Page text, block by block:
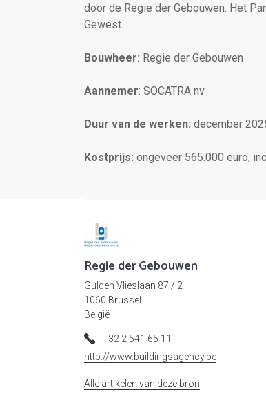
door de Regie der Gebouwen. Het
Gewest.
Bouwheer: Regie der Gebouwen
Aannemer: SOCATRA nv
Duur van de werken: december
Kostprijs: ongeveer 565.000 euro,
Regie der Gebouwen
Gulden Vlieslaan 87 / 2
1060 Brussel
België
+32 2 541 65 11
http://www.buildingsagency.be
Alle artikelen van deze bron